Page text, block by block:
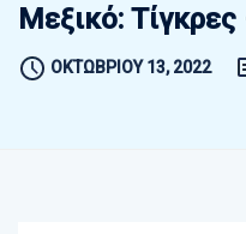
Μεξικό:
ΟΚΤΩΒΡΊΟΥ 13, 2022